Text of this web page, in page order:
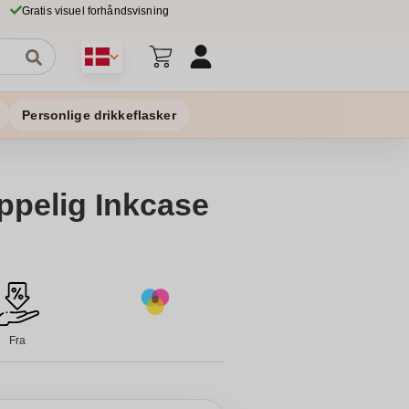
Gratis visuel forhåndsvisning
Personlige drikkeflasker
Inkcase
Fra